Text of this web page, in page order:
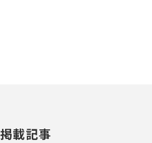
掲載記事